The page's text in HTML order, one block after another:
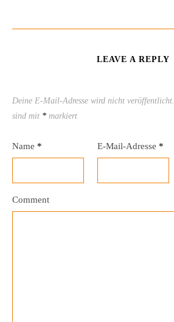
LEAVE A REPLY
Deine E-Mail-Adresse wird nicht veröffentlicht.
sind mit * markiert
Name * E-Mail-Adresse *
Comment